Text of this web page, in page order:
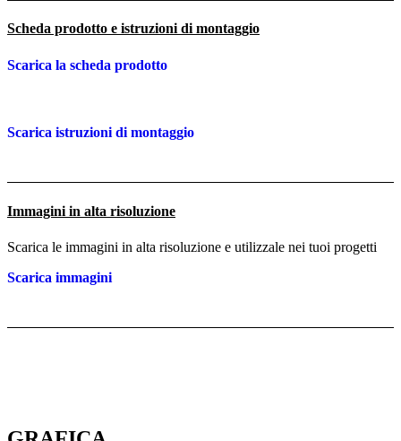
Scheda prodotto e istruzioni di montaggio
Scarica la scheda prodotto
Scarica istruzioni di montaggio
Immagini in alta risoluzione
Scarica le immagini in alta risoluzione e utilizzale nei tuoi progetti
Scarica immagini